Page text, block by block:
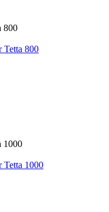
Tetta 800
Tetta 1000